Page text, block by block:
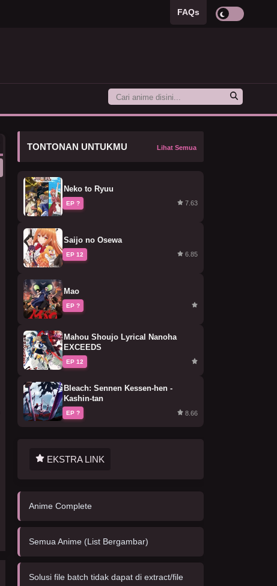
FAQs
TONTONAN UNTUKMU Lihat Semua
Neko to Ryuu
EP ? 7.63
Saijo no Osewa
EP 12 6.85
Mao
EP ?
Mahou Shoujo Lyrical Nanoha
EXCEEDS
EP 12
Bleach: Sennen Kessen-hen -
Kashin-tan
EP ? 8.66
EKSTRA LINK
Anime Complete
Semua Anime (List Bergambar)
Solusi file batch tidak dapat di extract/file